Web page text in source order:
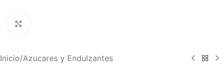
Inicio/Azucares y Endulzantes